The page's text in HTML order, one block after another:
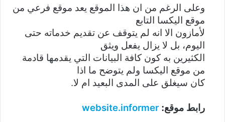
وعلى الرغم من ان هذا الموقع يعد موقع فرعي من
موقع اليكسا التابع
لأمازون الا انه لم يتوقف عن تقديم خدماته حتى
اليوم، بل لا يزال يفعل ويثق
الكثيرين به كون كافة البيانات التي يقدمها قادمة
من موقع اليكسا ولم يتوضح ما اذا
كان سيغلق على المدى البعيد ام لا.
رابط موقع: website.informer